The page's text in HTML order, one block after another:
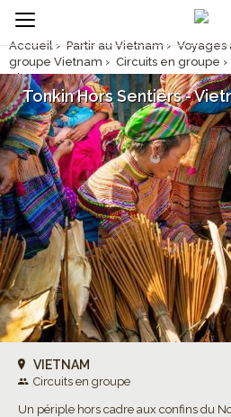
Accueil › Partir au Vietnam › Voyages
groupe Vietnam › Circuits en groupe ›
Vietnam
Tonkin Hors Sentiers -
VIETNAM
Circuits en groupe
Un périple hors cadre aux confins du